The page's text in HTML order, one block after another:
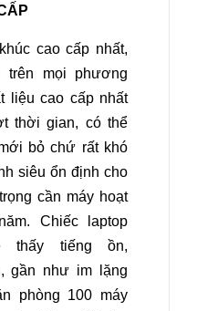
cao cấp nhất,
trên mọi phương
liệu cao cấp nhất
thời gian, có thể
bỏ chứ rất khó
siêu ổn định cho
cần máy hoạt
Chiếc laptop
thấy tiếng ồn,
gần như im lặng
phòng 100 máy